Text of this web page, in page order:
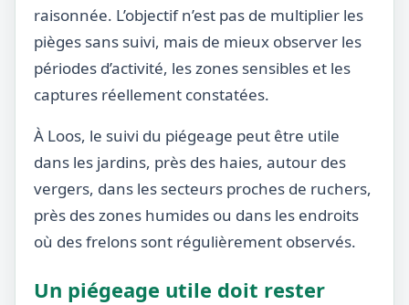
raisonnée. L’objectif n’est pas de multiplier les
pièges sans suivi, mais de mieux observer les
périodes d’activité, les zones sensibles et les
captures réellement constatées.
À Loos, le suivi du piégeage peut être utile
dans les jardins, près des haies, autour des
vergers, dans les secteurs proches de ruchers,
près des zones humides ou dans les endroits
où des frelons sont régulièrement observés.
Un piégeage utile doit rester